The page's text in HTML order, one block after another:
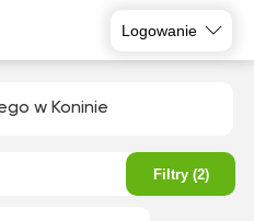
Logowanie
w Koninie
Filtry (2)